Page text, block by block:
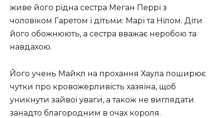
живе його рідна сестра Меган Перрі з
чоловіком Гаретом і дітьми: Марі та Нілом. Діти
його обожнюють, а сестра вважає неробою та
навдахою.
Його учень Майкл на прохання Хаула поширює
чутки про кровожерливість хазяїна, щоб
уникнути зайвої уваги, а також не виглядати
занадто благородним в очах короля.